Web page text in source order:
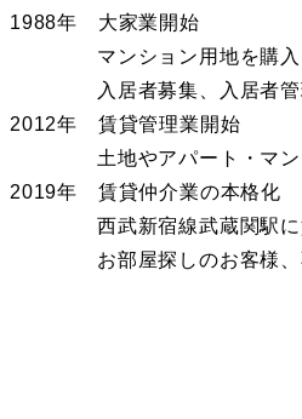
1988年 大家業開始
マンション用地を購入、
入居者募集、入居者管
2012年 賃貸管理業開始
土地やアパート・マンシ
2019年 賃貸仲介業の本格化
西武新宿線武蔵関駅に賃
お部屋探しのお客様、不